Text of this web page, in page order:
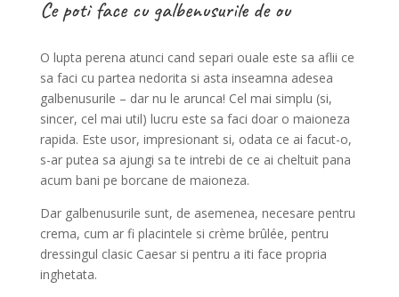
Ce poti face cu galbenusurile de ou
O lupta perena atunci cand separi ouale este sa aflii ce
sa faci cu partea nedorita si asta inseamna adesea
galbenusurile – dar nu le arunca! Cel mai simplu (si,
sincer, cel mai util) lucru este sa faci doar o maioneza
rapida. Este usor, impresionant si, odata ce ai facut-o,
s-ar putea sa ajungi sa te intrebi de ce ai cheltuit pana
acum bani pe borcane de maioneza.
Dar galbenusurile sunt, de asemenea, necesare pentru
crema, cum ar fi placintele si crème brûlée, pentru
dressingul clasic Caesar si pentru a iti face propria
inghetata.